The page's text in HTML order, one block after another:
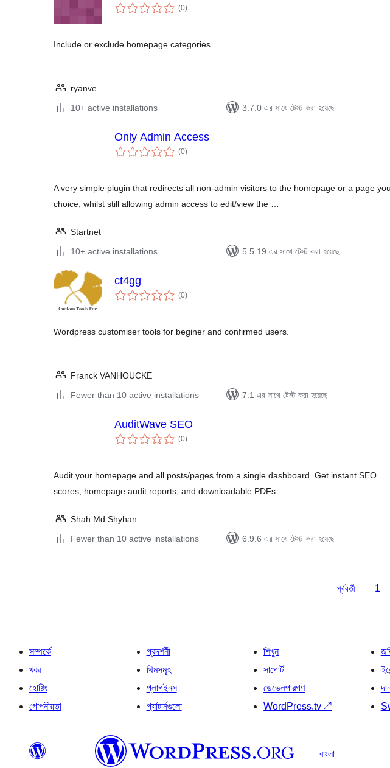
(0total
ratings
)
Include or exclude homepage categories.
ryanve
10+ active installations
3.7.0 এর সাথে টেস্ট করা হয়েছে
Only Admin Access
(0total
ratings
)
A very simple plugin that redirects all non-admin visitors to the homepage or a page
choice, whilst still allowing admin access to edit/view the …
Startnet
10+ active installations
5.5.19 এর সাথে টেস্ট করা হয়েছে
ct4gg
(0total
ratings
)
Wordpress customiser tools for beginer and confirmed users.
Franck VANHOUCKE
Fewer than 10 active installations
7.1 এর সাথে টেস্ট করা হয়েছে
AuditWave SEO
(0total
ratings
)
Audit your homepage and all posts/pages from a single dashboard. Get instant SEO
scores, homepage audit reports, and downloadable PDFs.
Shah Md Shyhan
Fewer than 10 active installations
6.9.6 এর সাথে টেস্ট করা হয়েছে
পূর্ববর্তী 1
সম্পর্কে
খবর
হোষ্টিং
গোপনীয়তা
প্রদর্শনী
থিমসমূহ
প্লাগইনস
প্যাটার্নগুলো
শিখুন
সাপোর্ট
ডেভেলপারগণ
WordPress.tv↗
বাংলা